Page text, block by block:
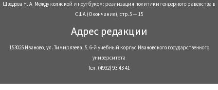
Шведова Н. А. Между коляской и ноутбуком: реализация политики гендерного равенства в
США (Окончание), стр.5 — 15
Адрес редакции
153025 Иваново, ул. Тимирязева, 5, 6-й учебный корпус Ивановского государственного
университета
Тел. (4932) 93-43-41